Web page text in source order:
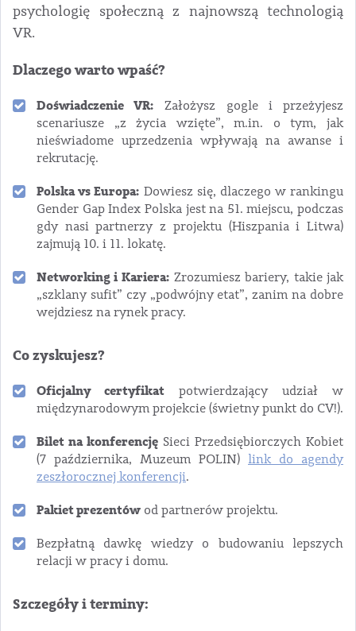
psychologię społeczną z najnowszą technologią
VR.
Dlaczego warto wpaść?
Doświadczenie VR: Założysz gogle i przeżyjesz
scenariusze „z życia wzięte”, m.in. o tym, jak
nieświadome uprzedzenia wpływają na awanse i
rekrutację.
Polska vs Europa: Dowiesz się, dlaczego w rankingu
Gender Gap Index Polska jest na 51. miejscu, podczas
gdy nasi partnerzy z projektu (Hiszpania i Litwa)
zajmują 10. i 11. lokatę.
Networking i Kariera: Zrozumiesz bariery, takie jak
„szklany sufit” czy „podwójny etat”, zanim na dobre
wejdziesz na rynek pracy.
Co zyskujesz?
Oficjalny certyfikat potwierdzający udział w
międzynarodowym projekcie (świetny punkt do CV!).
Bilet na konferencję Sieci Przedsiębiorczych Kobiet
(7 października, Muzeum POLIN) link do agendy
zeszłorocznej konferencji.
Pakiet prezentów od partnerów projektu.
Bezpłatną dawkę wiedzy o budowaniu lepszych
relacji w pracy i domu.
Szczegóły i terminy: